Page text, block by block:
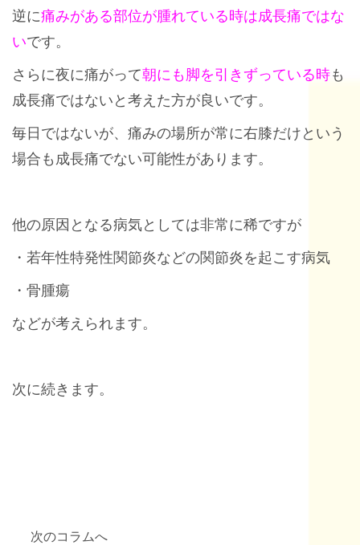
逆に痛みがある部位が腫れている時は成長痛ではな
いです。
さらに夜に痛がって朝にも脚を引きずっている時も
成長痛ではないと考えた方が良いです。
毎日ではないが、痛みの場所が常に右膝だけという
場合も成長痛でない可能性があります。
他の原因となる病気としては非常に稀ですが
・若年性特発性関節炎などの関節炎を起こす病気
・骨腫瘍
などが考えられます。
次に続きます。
次のコラムへ